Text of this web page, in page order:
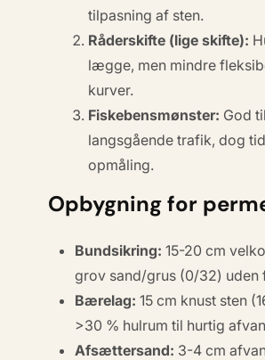
tilpasning af sten.
Råderskifte (lige skifte):
lægge, men mindre
kurver.
Fiske­bens­mønster: God til
langsgående trafik, dog
opmåling.
Opbygning for
Bundsikring: 15-20 cm
grov sand/grus (0/32) uden
Bærelag: 15 cm knust sten
>30 % hulrum til hurtig
Afsættersand: 3-4 cm